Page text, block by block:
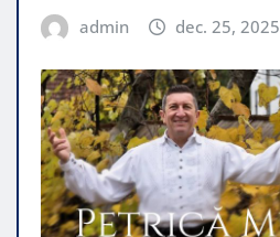
admin dec. 25, 2025